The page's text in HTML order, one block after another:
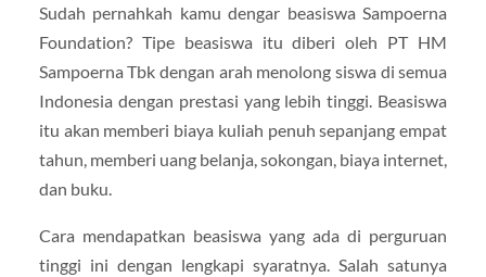
Sudah pernahkah kamu dengar beasiswa Sampoerna
Foundation? Tipe beasiswa itu diberi oleh PT HM
Sampoerna Tbk dengan arah menolong siswa di semua
Indonesia dengan prestasi yang lebih tinggi. Beasiswa
itu akan memberi biaya kuliah penuh sepanjang empat
tahun, memberi uang belanja, sokongan, biaya internet,
dan buku.
Cara mendapatkan beasiswa yang ada di perguruan
tinggi ini dengan lengkapi syaratnya. Salah satunya